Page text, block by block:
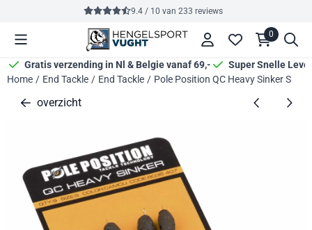
Cookievoorkeuren zijn momenteel gesloten.
9.4 / 10 van 233 reviews
0
Gratis verzending in Nl & Belgie vanaf 69,-
Super Snelle
Home / End Tackle / End Tackle / Pole Position QC Heavy Sinker S
overzicht